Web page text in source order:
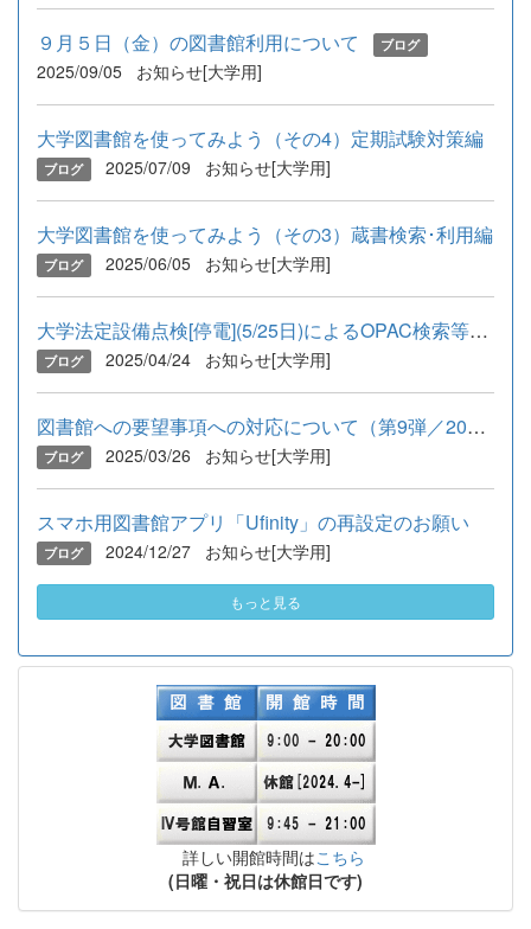
９月５日（金）の図書館利用について ブログ
2025/09/05 お知らせ[大学用]
大学図書館を使ってみよう（その4）定期試験対策編
ブログ 2025/07/09 お知らせ[大学用]
大学図書館を使ってみよう（その3）蔵書検索･利用編
ブログ 2025/06/05 お知らせ[大学用]
大学法定設備点検[停電](5/25日)によるOPAC検索等への影響について
ブログ 2025/04/24 お知らせ[大学用]
図書館への要望事項への対応について（第9弾／2025年3月）
ブログ 2025/03/26 お知らせ[大学用]
スマホ用図書館アプリ「Ufinity」の再設定のお願い
ブログ 2024/12/27 お知らせ[大学用]
もっと見る
詳しい開館時間はこちら
(日曜・祝日は休館日です)